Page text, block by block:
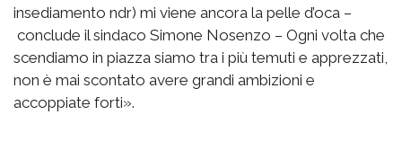
insediamento ndr) mi viene ancora la pelle d’oca –
conclude il sindaco Simone Nosenzo – Ogni volta che
scendiamo in piazza siamo tra i più temuti e apprezzati,
non è mai scontato avere grandi ambizioni e
accoppiate forti».